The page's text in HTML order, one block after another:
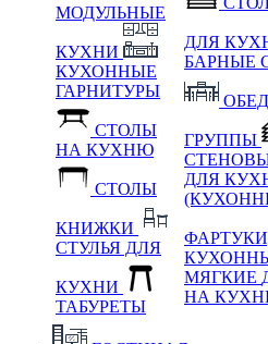
МОДУЛЬНЫЕ
КУХНИ
КУХОННЫЕ
ГАРНИТУРЫ
СТОЛЫ
НА КУХНЮ
СТОЛЫ
КНИЖКИ
СТУЛЬЯ ДЛЯ
КУХНИ
ТАБУРЕТЫ
ДЛЯ
БАРНЫЕ
ГРУППЫ
ДЛЯ
МЯГКИЕ
НА